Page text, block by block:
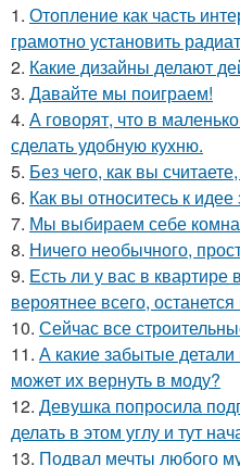
1. Отопление как часть
грамотно установить
2. Какие дизайны делают
3. Давайте мы поиграем!
4. А говорят, что в
сделать удобную кухню.
5. Без чего, как вы
6. Как вы относитесь к идее
7. Мы выбираем себе
8. Ничего необычного,
9. Есть ли у вас в
вероятнее всего,
10. Сейчас все
11. А какие забытые
может их вернуть в моду?
12. Девушка попросила
делать в этом углу и тут
13. Подвал мечты любого